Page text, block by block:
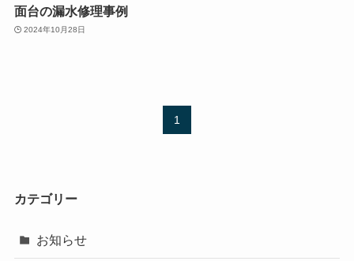
面台の漏水修理事例
2024年10月28日
1
カテゴリー
お知らせ